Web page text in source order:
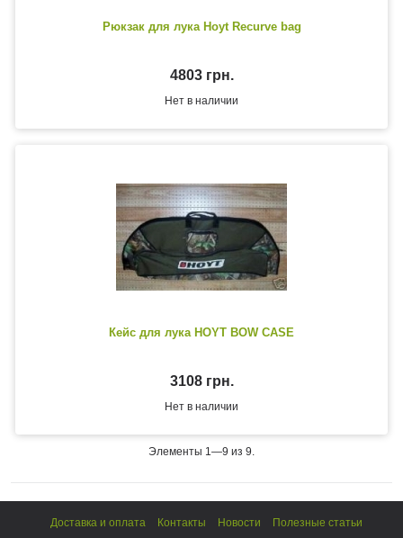
Рюкзак для лука Hoyt Recurve bag
4803 грн.
Нет в наличии
Кейс для лука HOYT BOW CASE
3108 грн.
Нет в наличии
Элементы 1—9 из 9.
Доставка и оплата Контакты Новости Полезные статьи